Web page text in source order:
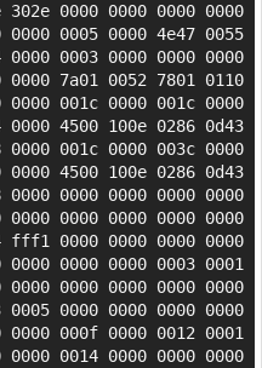
302e 0000 0000 0000 0000
0000 0005 0000 4e47 0055
0000 0003 0000 0000 0000
0000 7a01 0052 7801 0110
0000 001c 0000 001c 0000
0000 4500 100e 0286 0d43
0000 001c 0000 003c 0000
0000 4500 100e 0286 0d43
0000 0000 0000 0000 0000
0000 0000 0000 0000 0000
fff1 0000 0000 0000 0000
0000 0000 0000 0003 0001
0000 0000 0000 0000 0000
0005 0000 0000 0000 0000
0000 000f 0000 0012 0001
0000 0014 0000 0000 0000